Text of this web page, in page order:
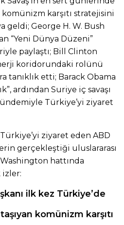
karşıtı stratejisini
geldi; George H. W. Bush
“Yeni Dünya Düzeni”
paylaştı; Bill Clinton
koridorundaki rolünü
tanıklık etti; Barack Obama
ardından Suriye iç savaşı
Türkiye’yi ziyaret
ziyaret eden ABD
gerçekleştiği uluslararası
hattında
izler:
ilk kez Türkiye’de
komünizm karşıtı